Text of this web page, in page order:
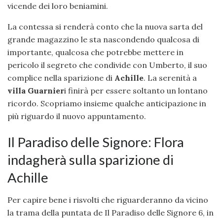
vicende dei loro beniamini.
La contessa si renderà conto che la nuova sarta del
grande magazzino le sta nascondendo qualcosa di
importante, qualcosa che potrebbe mettere in
pericolo il segreto che condivide con Umberto, il suo
complice nella sparizione di Achille. La serenità a
villa Guarnieri finirà per essere soltanto un lontano
ricordo. Scopriamo insieme qualche anticipazione in
più riguardo il nuovo appuntamento.
Il Paradiso delle Signore: Flora
indagherà sulla sparizione di
Achille
Per capire bene i risvolti che riguarderanno da vicino
la trama della puntata de Il Paradiso delle Signore 6, in